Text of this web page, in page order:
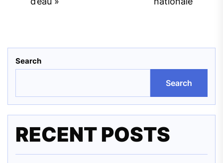
Search
Search
RECENT POSTS